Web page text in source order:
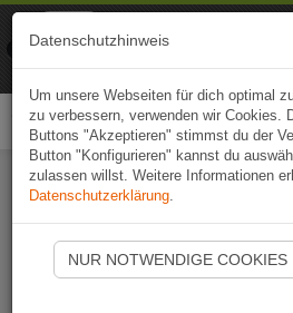
Naviki App
Datenschutzhinweis
Um unsere Webseiten für dich optimal
zu verbessern, verwenden wir Cookies.
Buttons "Akzeptieren" stimmst du der
Button "Konfigurieren" kannst du
zulassen willst. Weitere Informationen
Datenschutzerklärung.
NUR NOTWENDIGE COOKIES
Naviki